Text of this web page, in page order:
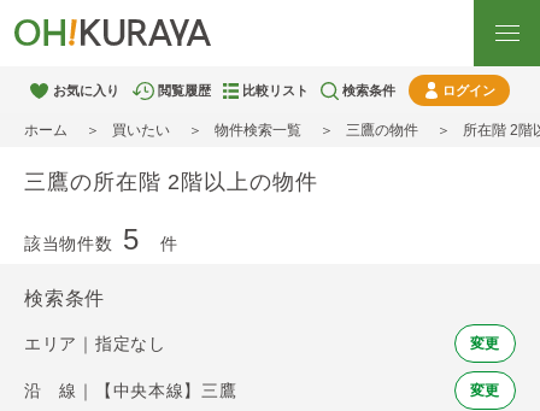
お気に入り 閲覧履歴 比較リスト 検索条件 ログイン
ホーム 買いたい 物件検索一覧 三鷹の物件 所在階 2階
三鷹の所在階 2階以上の物件
該当物件数 5 件
検索条件
エリア｜指定なし 変更
沿 線｜【中央本線】三鷹 変更